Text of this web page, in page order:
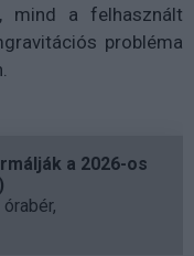
mind a felhasznált
probléma
a 2026-os